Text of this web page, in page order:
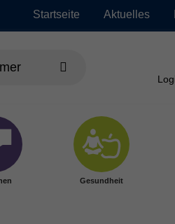
Startseite Aktuelles
Gesundheit